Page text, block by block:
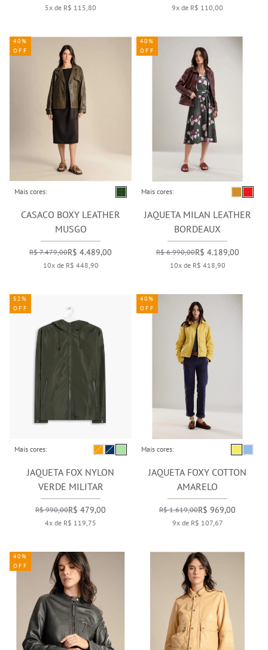
5x de R$ 115,80 9x de R$ 110,00
Mais cores:
CASACO BOXY LEATHER
MUSGO
R$ 7.479,00R$ 4.489,00
10x de R$ 448,90
40%
OFF
Mais cores:
JAQUETA MILAN LEATHER
BORDEAUX
R$ 6.990,00R$ 4.189,00
10x de R$ 418,90
40%
OFF
Mais cores:
JAQUETA FOX NYLON
VERDE MILITAR
R$ 990,00R$ 479,00
4x de R$ 119,75
52%
OFF
Mais cores:
JAQUETA FOXY COTTON
AMARELO
R$ 1.619,00R$ 969,00
9x de R$ 107,67
40%
OFF
40%
OFF